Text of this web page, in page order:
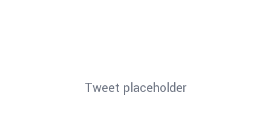
Tweet placeholder